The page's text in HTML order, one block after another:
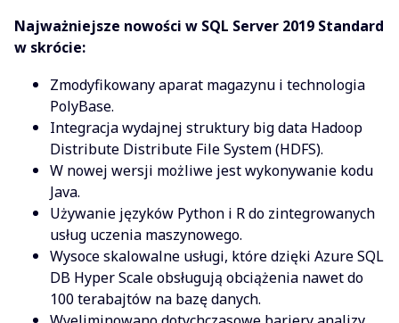
Najważniejsze nowości w SQL Server 2019 Standard
w skrócie:
Zmodyfikowany aparat magazynu i technologia
PolyBase.
Integracja wydajnej struktury big data Hadoop
Distribute Distribute File System (HDFS).
W nowej wersji możliwe jest wykonywanie kodu
Java.
Używanie języków Python i R do zintegrowanych
usług uczenia maszynowego.
Wysoce skalowalne usługi, które dzięki Azure SQL
DB Hyper Scale obsługują obciążenia nawet do
100 terabajtów na bazę danych.